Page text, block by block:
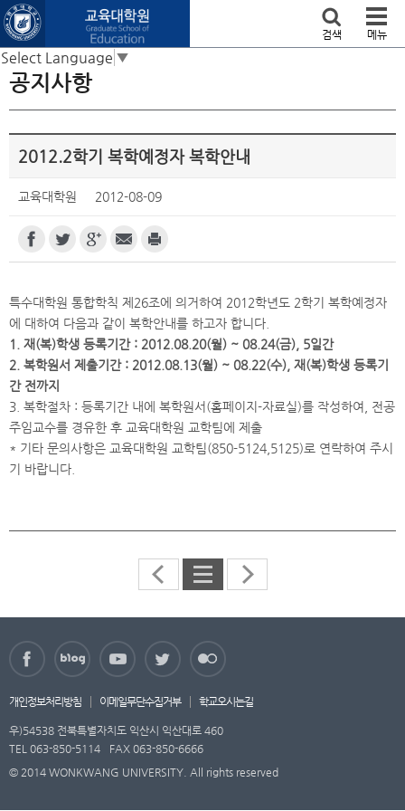
본문 바로가기
Select Language ▼
검색 메뉴
공지사항
2012.2학기 복학예정자 복학안내
교육대학원 2012-08-09
특수대학원 통합학칙 제26조에 의거하여 2012학년도 2학기 복학예정자
에 대하여 다음과 같이 복학안내를 하고자 합니다.
1. 재(복)학생 등록기간 : 2012.08.20(월) ~ 08.24(금), 5일간
2. 복학원서 제출기간 : 2012.08.13(월) ~ 08.22(수), 재(복)학생 등록기
간 전까지
3. 복학절차 : 등록기간 내에 복학원서(홈페이지-자료실)를 작성하여, 전공
주임교수를 경유한 후 교육대학원 교학팀에 제출
* 기타 문의사항은 교육대학원 교학팀(850-5124,5125)로 연락하여 주시
기 바랍니다.
개인정보처리방침 이메일무단수집거부 학교오시는길
우)54538 전북특별자치도 익산시 익산대로 460
TEL 063-850-5114
FAX 063-850-6666
© 2014 WONKWANG UNIVERSITY. All rights reserved